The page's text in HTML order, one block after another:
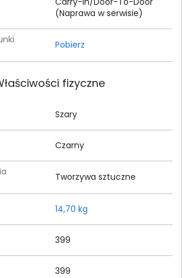
(Naprawa w serwisie)
Pobierz
fizyczne
Szary
Czarny
Tworzywa sztuczne
14,70 kg
399
399